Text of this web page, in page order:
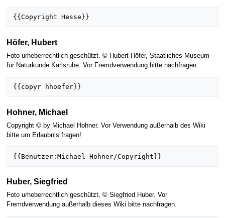
Höfer, Hubert
Foto urheberrechtlich geschützt. © Hubert Höfer, Staatliches Museum
für Naturkunde Karlsruhe. Vor Fremdverwendung bitte nachfragen.
Hohner, Michael
Copyright © by Michael Hohner. Vor Verwendung außerhalb des Wiki
bitte um Erlaubnis fragen!
Huber, Siegfried
Foto urheberrechtlich geschützt, © Siegfried Huber. Vor
Fremdverwendung außerhalb dieses Wiki bitte nachfragen.